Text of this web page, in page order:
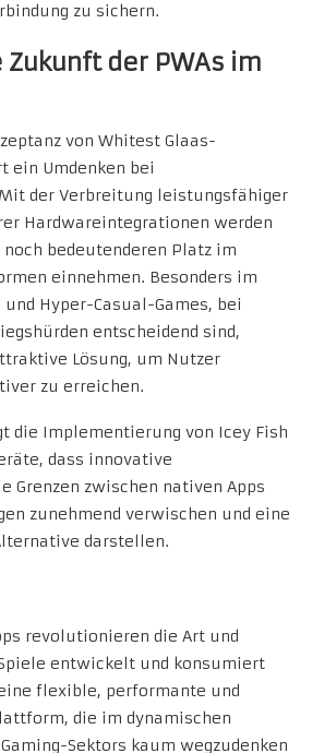
zu sichern.
der PWAs im
von Whitest Glaas-
ein Umdenken bei
der Verbreitung leistungsfähiger
Hardwareintegrationen werden
bedeutenderen Platz im
einnehmen. Besonders im
Hyper-Casual-Games, bei
entscheidend sind,
Lösung, um Nutzer
zu erreichen.
die Implementierung von Icey Fish
dass innovative
Grenzen zwischen nativen Apps
zunehmend verwischen und eine
darstellen.
revolutionieren die Art und
entwickelt und konsumiert
flexible, performante und
die im dynamischen
Sektors kaum wegzudenken